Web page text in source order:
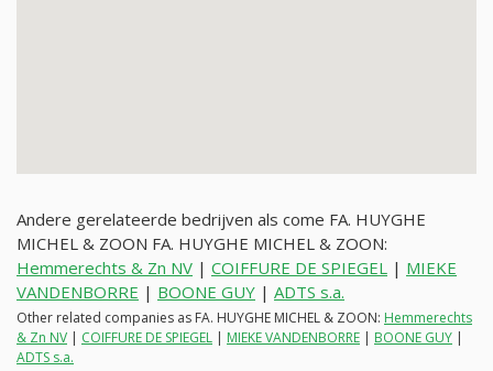
Andere gerelateerde bedrijven als come FA. HUYGHE
MICHEL & ZOON FA. HUYGHE MICHEL & ZOON:
Hemmerechts & Zn NV | COIFFURE DE SPIEGEL | MIEKE
VANDENBORRE | BOONE GUY | ADTS s.a.
Other related companies as FA. HUYGHE MICHEL & ZOON: Hemmerechts
& Zn NV | COIFFURE DE SPIEGEL | MIEKE VANDENBORRE | BOONE GUY |
ADTS s.a.